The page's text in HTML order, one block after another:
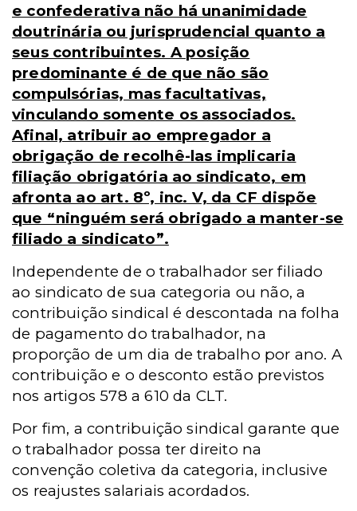
e confederativa não há unanimidade
doutrinária ou jurisprudencial quanto a
seus contribuintes. A posição
predominante é de que não são
compulsórias, mas facultativas,
vinculando somente os associados.
Afinal, atribuir ao empregador a
obrigação de recolhê-las implicaria
filiação obrigatória ao sindicato, em
afronta ao art. 8º, inc. V, da CF dispõe
que “ninguém será obrigado a manter-se
filiado a sindicato”.
Independente de o trabalhador ser filiado
ao sindicato de sua categoria ou não, a
contribuição sindical é descontada na folha
de pagamento do trabalhador, na
proporção de um dia de trabalho por ano. A
contribuição e o desconto estão previstos
nos artigos 578 a 610 da CLT.
Por fim, a contribuição sindical garante que
o trabalhador possa ter direito na
convenção coletiva da categoria, inclusive
os reajustes salariais acordados.